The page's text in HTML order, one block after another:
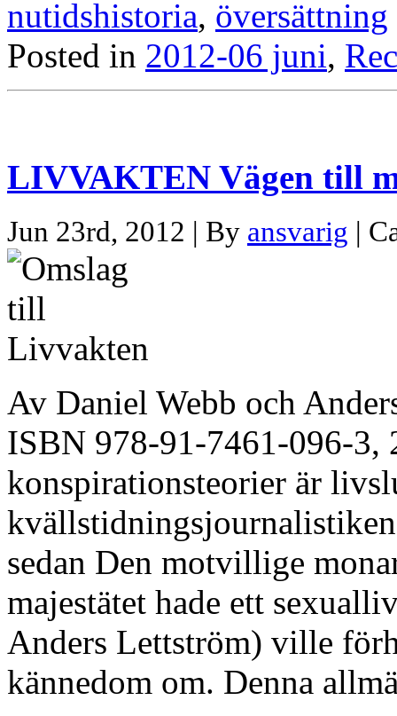
nutidshistoria, översättning
Posted in 2012-06 juni,
LIVVAKTEN Vägen till
Jun 23rd, 2012 | By ansvarig |
Av Daniel Webb och
ISBN 978-91-7461-096-3,
konspirationsteorier är
sedan Den motvillige
majestätet hade ett
Anders Lettström) ville
kännedom om. Denna